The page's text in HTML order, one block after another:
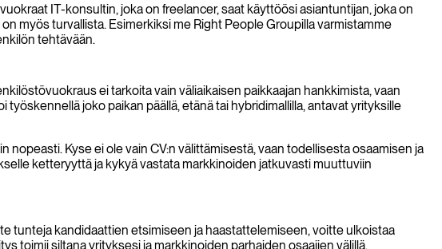
IT-konsultin, joka on freelancer, saat käyttöösi asiantuntijan, joka on
myös turvallista. Esimerkiksi me Right People Groupilla varmistamme
tehtävään.
ei tarkoita vain väliaikaisen paikkaajan hankkimista, vaan
joko paikan päällä, etänä tai hybridimallilla, antavat yrityksille
Kyse ei ole vain CV:n välittämisestä, vaan todellisesta osaamisen ja
ketteryyttä ja kykyä vastata markkinoiden jatkuvasti muuttuviin
tunteja kandidaattien etsimiseen ja haastattelemiseen, voitte ulkoistaa
toimii siltana yrityksesi ja markkinoiden parhaiden osaajien välillä.